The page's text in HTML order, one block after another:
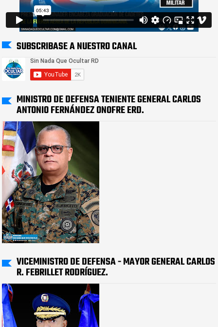
SUBSCRIBASE A NUESTRO CANAL
MINISTRO DE DEFENSA TENIENTE GENERAL CARLOS
ANTONIO FERNÁNDEZ ONOFRE ERD.
VICEMINISTRO DE DEFENSA - MAYOR GENERAL CARLOS
R. FEBRILLET RODRÍGUEZ.